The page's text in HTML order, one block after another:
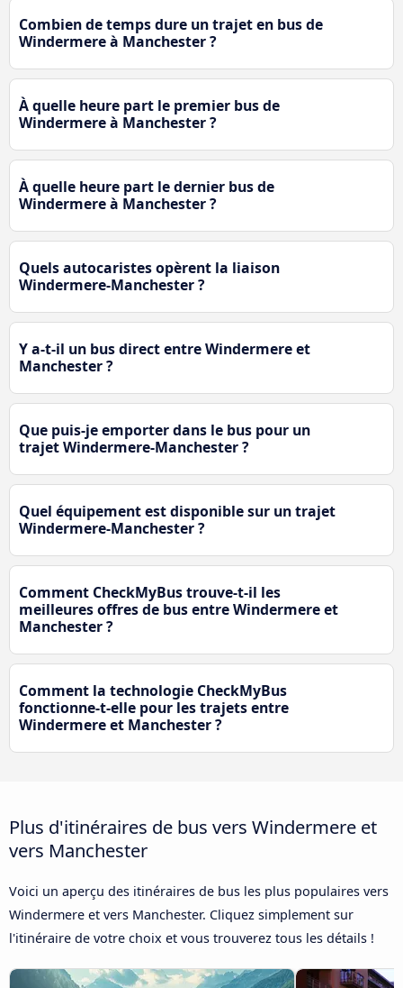
Combien de temps dure un trajet en bus de
Windermere à Manchester ?
À quelle heure part le premier bus de
Windermere à Manchester ?
À quelle heure part le dernier bus de
Windermere à Manchester ?
Quels autocaristes opèrent la liaison
Windermere-Manchester ?
Y a-t-il un bus direct entre Windermere et
Manchester ?
Que puis-je emporter dans le bus pour un
trajet Windermere-Manchester ?
Quel équipement est disponible sur un trajet
Windermere-Manchester ?
Comment CheckMyBus trouve-t-il les
meilleures offres de bus entre Windermere et
Manchester ?
Comment la technologie CheckMyBus
fonctionne-t-elle pour les trajets entre
Windermere et Manchester ?
Plus d'itinéraires de bus vers Windermere et
vers Manchester
Voici un aperçu des itinéraires de bus les plus populaires vers
Windermere et vers Manchester. Cliquez simplement sur
l'itinéraire de votre choix et vous trouverez tous les détails !